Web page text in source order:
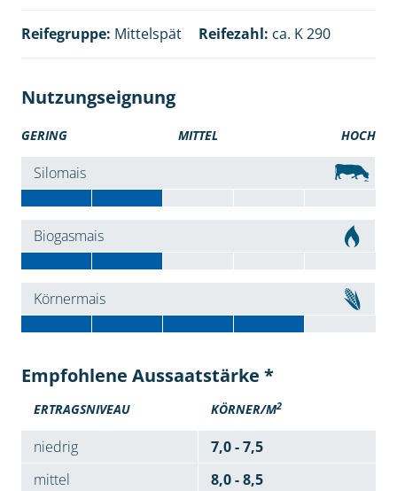
Reifegruppe: Mittelspät Reifezahl: ca. K 290
Nutzungseignung
GERING MITTEL HOCH
Silomais
Biogasmais
Körnermais
Empfohlene Aussaatstärke *
ERTRAGSNIVEAU KÖRNER/M2
niedrig
7,0 - 7,5
mittel
8,0 - 8,5